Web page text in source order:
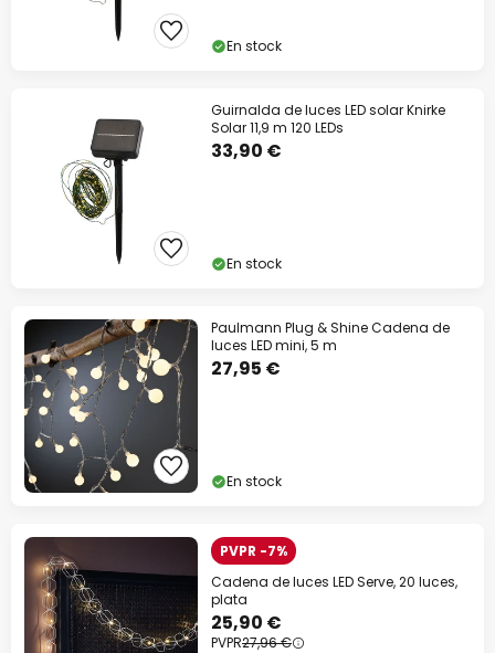
En stock
Guirnalda de luces LED solar Knirke
Solar 11,9 m 120 LEDs
33,90 €
En stock
Paulmann Plug & Shine Cadena de
luces LED mini, 5 m
27,95 €
En stock
PVPR -7%
Cadena de luces LED Serve, 20 luces,
plata
25,90 €
PVPR27,96 €